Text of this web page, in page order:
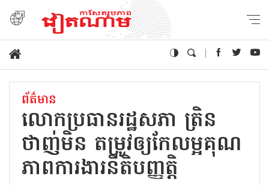
ព័ត៌មាន
លោកប្រធានរដ្ឋសភា ត្រិន
ថាញ់មិន តម្រូវឲ្យកែលម្អគុណ
ភាពការងារនីតិបញ្ញត្តិ